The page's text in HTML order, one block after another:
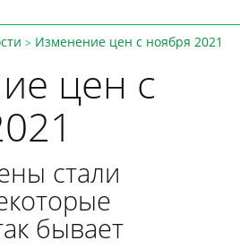
> Изменение цен с ноября 2021
цен с
стали
бывает